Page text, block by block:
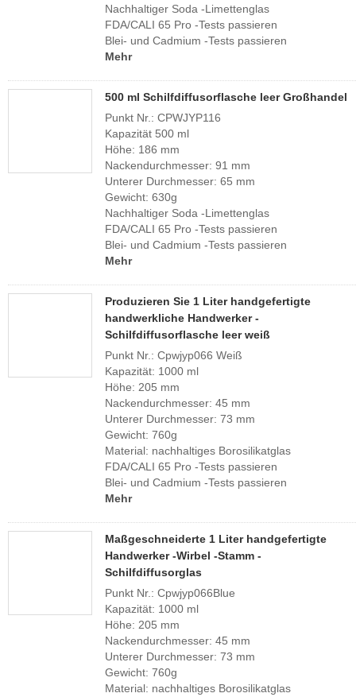
Nachhaltiger Soda -Limettenglas
FDA/CALI 65 Pro -Tests passieren
Blei- und Cadmium -Tests passieren
Mehr
500 ml Schilfdiffusorflasche leer Großhandel
Punkt Nr.: CPWJYP116
Kapazität 500 ml
Höhe: 186 mm
Nackendurchmesser: 91 mm
Unterer Durchmesser: 65 mm
Gewicht: 630g
Nachhaltiger Soda -Limettenglas
FDA/CALI 65 Pro -Tests passieren
Blei- und Cadmium -Tests passieren
Mehr
Produzieren Sie 1 Liter handgefertigte
handwerkliche Handwerker -
Schilfdiffusorflasche leer weiß
Punkt Nr.: Cpwjyp066 Weiß
Kapazität: 1000 ml
Höhe: 205 mm
Nackendurchmesser: 45 mm
Unterer Durchmesser: 73 mm
Gewicht: 760g
Material: nachhaltiges Borosilikatglas
FDA/CALI 65 Pro -Tests passieren
Blei- und Cadmium -Tests passieren
Mehr
Maßgeschneiderte 1 Liter handgefertigte
Handwerker -Wirbel -Stamm -
Schilfdiffusorglas
Punkt Nr.: Cpwjyp066Blue
Kapazität: 1000 ml
Höhe: 205 mm
Nackendurchmesser: 45 mm
Unterer Durchmesser: 73 mm
Gewicht: 760g
Material: nachhaltiges Borosilikatglas